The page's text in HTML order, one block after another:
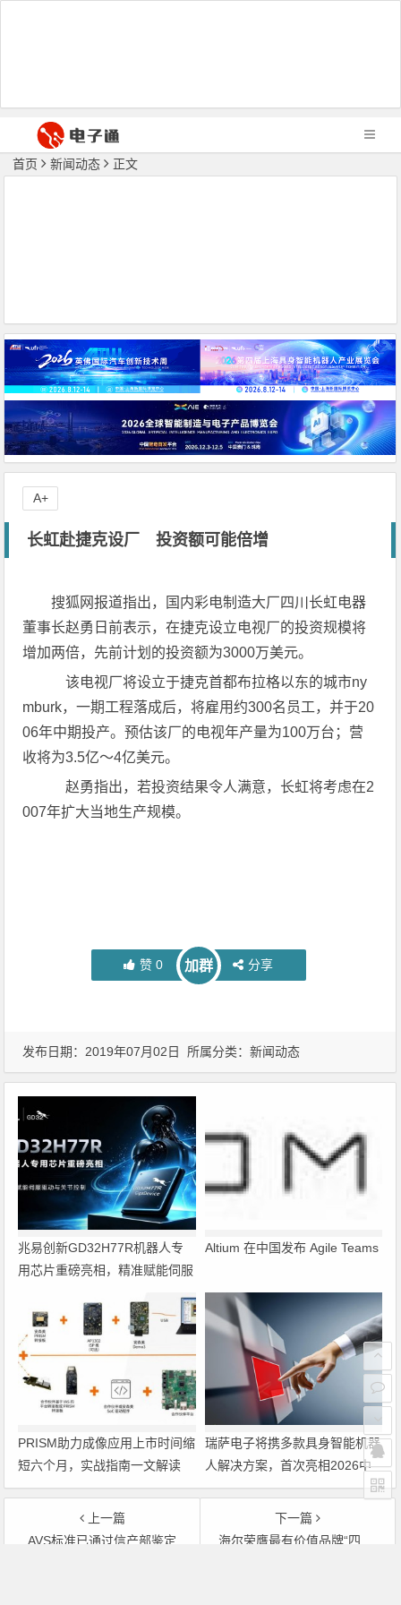
首页 新闻动态 正文
长虹赴捷克设厂 投资额可能倍增
搜狐网报道指出，国内彩电制造大厂四川长虹电器
董事长赵勇日前表示，在捷克设立电视厂的投资规模将
增加两倍，先前计划的投资额为3000万美元。
该电视厂将设立于捷克首都布拉格以东的城市ny
mburk，一期工程落成后，将雇用约300名员工，并于20
06年中期投产。预估该厂的电视年产量为100万台；营
收将为3.5亿～4亿美元。
赵勇指出，若投资结果令人满意，长虹将考虑在2
007年扩大当地生产规模。
赞 0 加群 分享
A+
发布日期：2019年07月02日 所属分类：新闻动态
兆易创新GD32H77R机器人专
用芯片重磅亮相，精准赋能伺服
Altium 在中国发布 Agile Teams
PRISM助力成像应用上市时间缩
短六个月，实战指南一文解读
瑞萨电子将携多款具身智能机器
人解决方案，首次亮相2026中
国具身智能机器人产业大会
上一篇
AVS标准已通过信产部鉴定
下一篇
海尔荣膺最有价值品牌“四连冠”